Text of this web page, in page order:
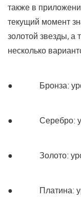
также в
текущий момент
золотой звезды, а
несколько
● Бронза:
● Серебро:
● Золото:
● Платина: